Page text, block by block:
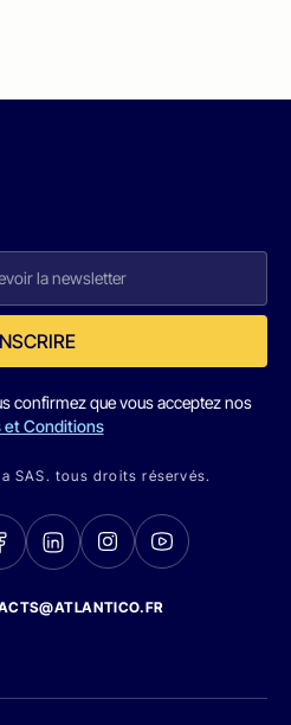
confirmez que vous acceptez nos
et Conditions
SAS. tous droits réservés.